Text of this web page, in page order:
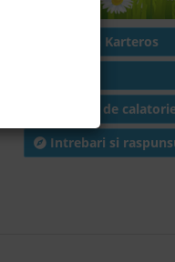
Hoteluri in Karteros
Conditii de
Intrebari si